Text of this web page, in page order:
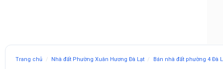
Trang chủ / Nhà đất Phường Xuân Hương Đà Lạt / Bán nhà đất phường 4 Đà